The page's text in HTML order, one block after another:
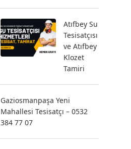
Atıfbey Su
Tesisatçısı
ve Atıfbey
Klozet
Tamiri
Gaziosmanpaşa Yeni
Mahallesi Tesisatçı – 0532
384 77 07